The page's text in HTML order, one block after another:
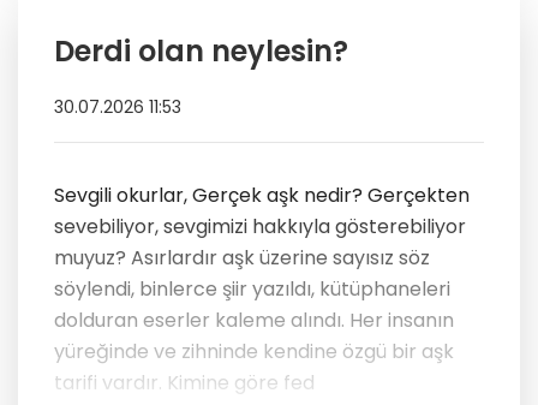
Derdi olan neylesin?
30.07.2026 11:53
Sevgili okurlar, Gerçek aşk nedir? Gerçekten
sevebiliyor, sevgimizi hakkıyla gösterebiliyor
muyuz? Asırlardır aşk üzerine sayısız söz
söylendi, binlerce şiir yazıldı, kütüphaneleri
dolduran eserler kaleme alındı. Her insanın
yüreğinde ve zihninde kendine özgü bir aşk
tarifi vardır. Kimine göre fed